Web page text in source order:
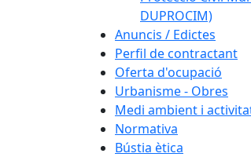
DUPROCIM)
Anuncis / Edictes
Perfil de contractant
Oferta d'ocupació
Urbanisme - Obres
Medi ambient i
Normativa
Bústia ètica